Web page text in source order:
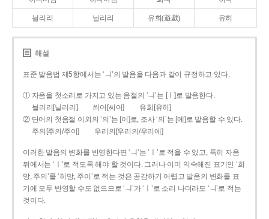
늴리리 닐리리 유희(遊戱) 유히
해설
표준 발음법 제5항에서는 ‘ㅢ’의 발음을 다음과 같이 규정하고 있다.
① 자음을 첫소리로 가지고 있는 음절의 ‘ㅢ’는 [ㅣ]로 발음한다.
늴리리[닐리리]
씌어[씨어]
유희[유히]
② 단어의 첫음절 이외의 ‘의’는 [이]로, 조사 ‘의’는 [에]로 발음할 수 있다.
주의[주의/주이]
우리의[우리의/우리에]
이러한 발음의 변화를 반영한다면 ‘ㅢ’는 ‘ㅣ’로 적을 수 있고, 특히 자음
뒤에서는 ‘ㅣ’로 적도록 해야 할 것이다. 그러나 이미 익숙해진 표기인 ‘희
망, 주의’를 ‘히망, 주이’로 적는 것은 공감하기 어렵고 발음의 변화를 표
기에 모두 반영할 수도 없으므로 ‘ㅢ’가 ‘ㅣ’로 소리 나더라도 ‘ㅢ’로 적는
것이다.